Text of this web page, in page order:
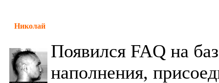
Николай
Появился FAQ на
наполнения,